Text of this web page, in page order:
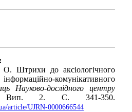
Штрихи до аксіологічного
комунікативного
Науково-дослідного центру
2. С. 341-350.
article/UJRN-0000666544